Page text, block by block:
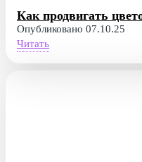
Как продвигать
Опубликовано 07.10.25
Читать